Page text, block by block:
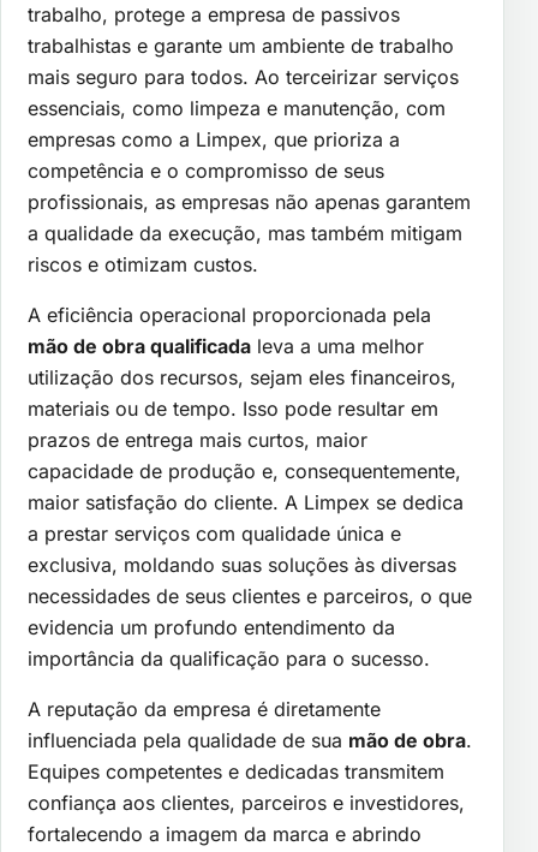
trabalho, protege a empresa de passivos
trabalhistas e garante um ambiente de trabalho
mais seguro para todos. Ao terceirizar serviços
essenciais, como limpeza e manutenção, com
empresas como a Limpex, que prioriza a
competência e o compromisso de seus
profissionais, as empresas não apenas garantem
a qualidade da execução, mas também mitigam
riscos e otimizam custos.
A eficiência operacional proporcionada pela
mão de obra qualificada leva a uma melhor
utilização dos recursos, sejam eles financeiros,
materiais ou de tempo. Isso pode resultar em
prazos de entrega mais curtos, maior
capacidade de produção e, consequentemente,
maior satisfação do cliente. A Limpex se dedica
a prestar serviços com qualidade única e
exclusiva, moldando suas soluções às diversas
necessidades de seus clientes e parceiros, o que
evidencia um profundo entendimento da
importância da qualificação para o sucesso.
A reputação da empresa é diretamente
influenciada pela qualidade de sua mão de obra.
Equipes competentes e dedicadas transmitem
confiança aos clientes, parceiros e investidores,
fortalecendo a imagem da marca e abrindo